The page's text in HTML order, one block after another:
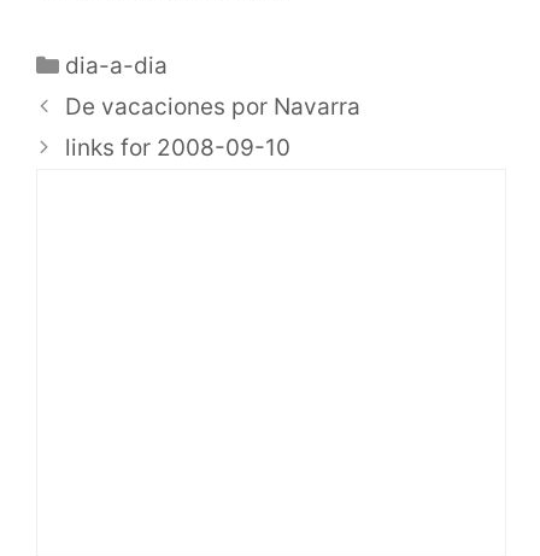
dia-a-dia
De vacaciones por Navarra
links for 2008-09-10